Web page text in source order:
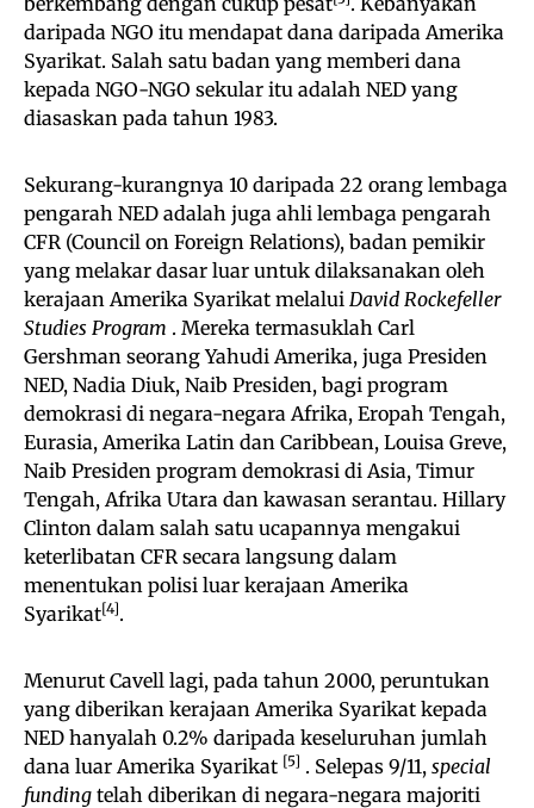
daripada NGO itu mendapat dana daripada Amerika
Syarikat. Salah satu badan yang memberi dana
kepada NGO-NGO sekular itu adalah NED yang
diasaskan pada tahun 1983.
Sekurang-kurangnya 10 daripada 22 orang lembaga
pengarah NED adalah juga ahli lembaga pengarah
CFR (Council on Foreign Relations), badan pemikir
yang melakar dasar luar untuk dilaksanakan oleh
kerajaan Amerika Syarikat melalui David Rockefeller
Studies Program . Mereka termasuklah Carl
Gershman seorang Yahudi Amerika, juga Presiden
NED, Nadia Diuk, Naib Presiden, bagi program
demokrasi di negara-negara Afrika, Eropah Tengah,
Eurasia, Amerika Latin dan Caribbean, Louisa Greve,
Naib Presiden program demokrasi di Asia, Timur
Tengah, Afrika Utara dan kawasan serantau. Hillary
Clinton dalam salah satu ucapannya mengakui
keterlibatan CFR secara langsung dalam
menentukan polisi luar kerajaan Amerika
Syarikat[4].
Menurut Cavell lagi, pada tahun 2000, peruntukan
yang diberikan kerajaan Amerika Syarikat kepada
NED hanyalah 0.2% daripada keseluruhan jumlah
dana luar Amerika Syarikat [5] . Selepas 9/11, special
funding telah diberikan di negara-negara majoriti